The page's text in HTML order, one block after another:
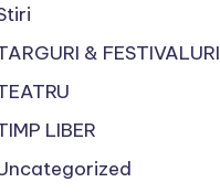
& FESTIVALURI
LIBER